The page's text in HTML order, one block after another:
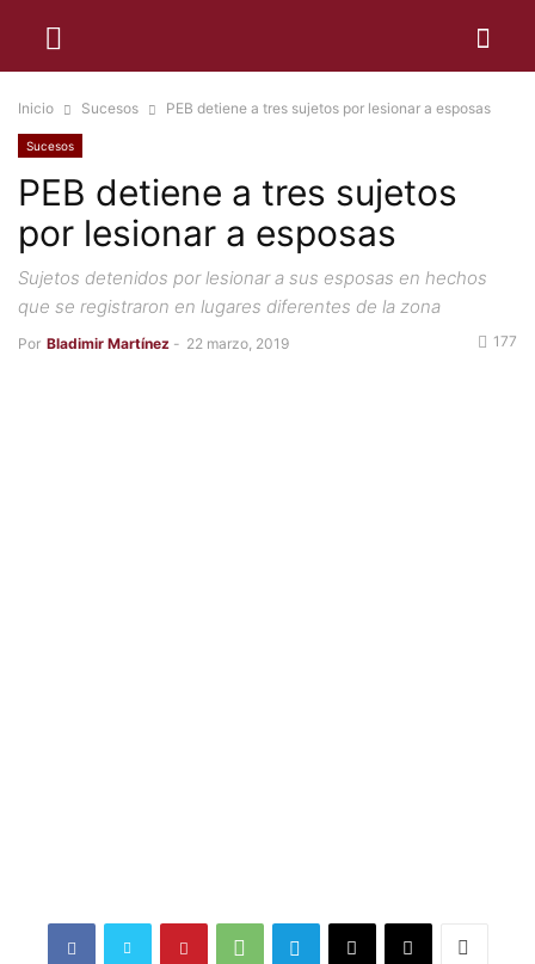
Inicio Sucesos PEB detiene a tres sujetos por lesionar a esposas
Sucesos
PEB detiene a tres sujetos
por lesionar a esposas
Sujetos detenidos por lesionar a sus esposas en hechos
que se registraron en lugares diferentes de la zona
Por Bladimir Martínez - 22 marzo, 2019 177